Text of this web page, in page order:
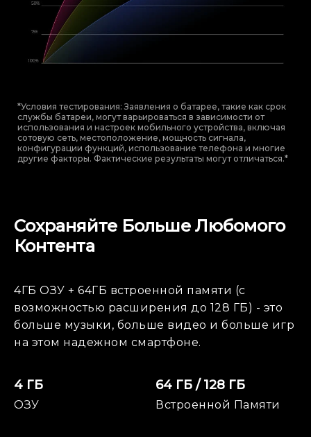
*Условия тестирования: Заявления о батарее, такие как срок
службы батареи, могут варьироваться в зависимости от
использования и настроек мобильного устройства, включая
сотовую сеть, местоположение, мощность сигнала,
конфигурации функций, использование телефона и многие
другие факторы. Фактические результаты могут отличаться.*
Сохраняйте Больше Любомого
Контента
4ГБ ОЗУ + 64ГБ встроенной памяти (с
возможностью расширения до 128 ГБ) - это
больше музыки, больше видео и больше игр
на этом надежном смартфоне.
4 ГБ
ОЗУ
64 ГБ / 128 ГБ
Встроенной Памяти